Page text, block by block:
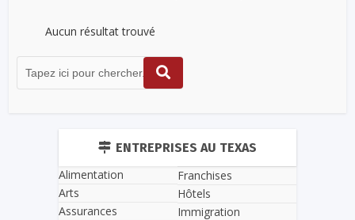
Aucun résultat trouvé
ENTREPRISES AU TEXAS
Alimentation
Arts
Assurances
Franchises
Hôtels
Immigration